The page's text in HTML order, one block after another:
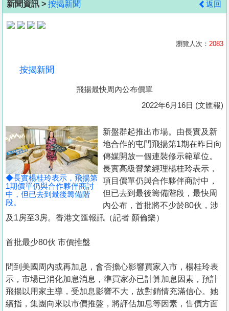
地
產
置
業
手
冊
關
於
們
新聞資訊 > 按揭新聞 返回
瀏覽人次： 2083
按揭新聞
飛揚最快周內公布價單
2022年6月16日 (文匯報)
◆長實楊桂玲表示，飛揚第
1期價單仍與合作夥伴商討
中，但已去到最後籌備階
段。
新盤群起推出市場。由長實及新
地合作的屯門飛揚第1期在昨日向
傳媒開放一個連裝修示範單位。
長實高級營業經理楊桂玲表示，
項目價單仍與合作夥伴商討中，
但已去到最後籌備階段，最快周
內公布，首批將不少於80伙，涉
及1房至3房。香港文匯報訊（記者 顏倫樂）
首批最少80伙 市價推盤
問到美國周內或再加息，會否擔心影響買家入市，楊桂玲表
示，市場已消化加息消息，準買家亦已計算加息因素，預計
飛揚以用家主導，受加息影響不大，故對銷情充滿信心。她
續指，集團向來以市價推盤，將評估加息等因素，售價方面